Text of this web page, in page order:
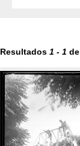
Resultados 1 - 1 de